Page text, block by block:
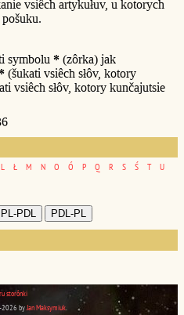
vsiêch artykułuv, u kotorych
symbolu * (zôrka) jak
(šukati vsiêch słôv, kotory
vsiêch słôv, kotory kunčajutsie
L Ł M N O Ó P Q R S Ś T
U
storônki
byJan Maksymiuk